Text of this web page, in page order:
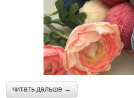
читать дальше →